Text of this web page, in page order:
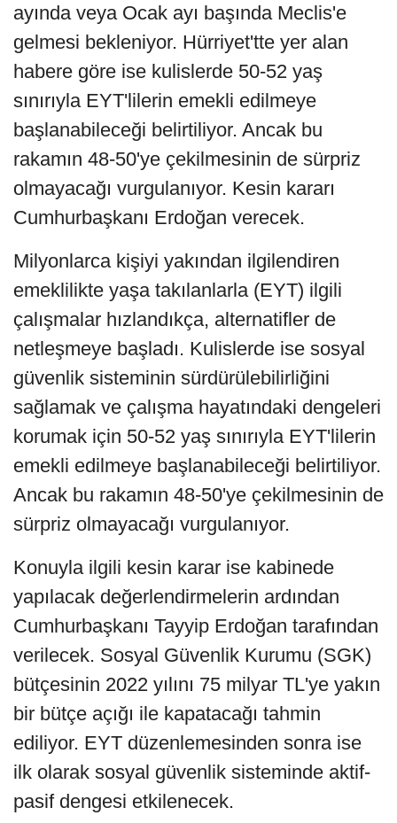
ayında veya Ocak ayı başında Meclis'e
gelmesi bekleniyor. Hürriyet'tte yer alan
habere göre ise kulislerde 50-52 yaş
sınırıyla EYT'lilerin emekli edilmeye
başlanabileceği belirtiliyor. Ancak bu
rakamın 48-50'ye çekilmesinin de sürpriz
olmayacağı vurgulanıyor. Kesin kararı
Cumhurbaşkanı Erdoğan verecek.
Milyonlarca kişiyi yakından ilgilendiren
emeklilikte yaşa takılanlarla (EYT) ilgili
çalışmalar hızlandıkça, alternatifler de
netleşmeye başladı. Kulislerde ise sosyal
güvenlik sisteminin sürdürülebilirliğini
sağlamak ve çalışma hayatındaki dengeleri
korumak için 50-52 yaş sınırıyla EYT'lilerin
emekli edilmeye başlanabileceği belirtiliyor.
Ancak bu rakamın 48-50'ye çekilmesinin de
sürpriz olmayacağı vurgulanıyor.
Konuyla ilgili kesin karar ise kabinede
yapılacak değerlendirmelerin ardından
Cumhurbaşkanı Tayyip Erdoğan tarafından
verilecek. Sosyal Güvenlik Kurumu (SGK)
bütçesinin 2022 yılını 75 milyar TL'ye yakın
bir bütçe açığı ile kapatacağı tahmin
ediliyor. EYT düzenlemesinden sonra ise
ilk olarak sosyal güvenlik sisteminde aktif-
pasif dengesi etkilenecek.